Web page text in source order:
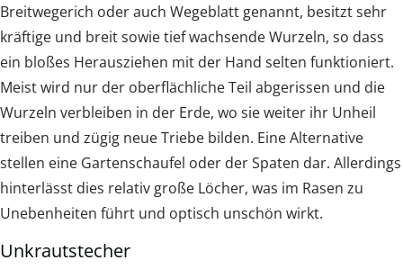
Breitwegerich oder auch Wegeblatt genannt, besitzt sehr
kräftige und breit sowie tief wachsende Wurzeln, so dass
ein bloßes Herausziehen mit der Hand selten funktioniert.
Meist wird nur der oberflächliche Teil abgerissen und die
Wurzeln verbleiben in der Erde, wo sie weiter ihr Unheil
treiben und zügig neue Triebe bilden. Eine Alternative
stellen eine Gartenschaufel oder der Spaten dar. Allerdings
hinterlässt dies relativ große Löcher, was im Rasen zu
Unebenheiten führt und optisch unschön wirkt.
Unkrautstecher